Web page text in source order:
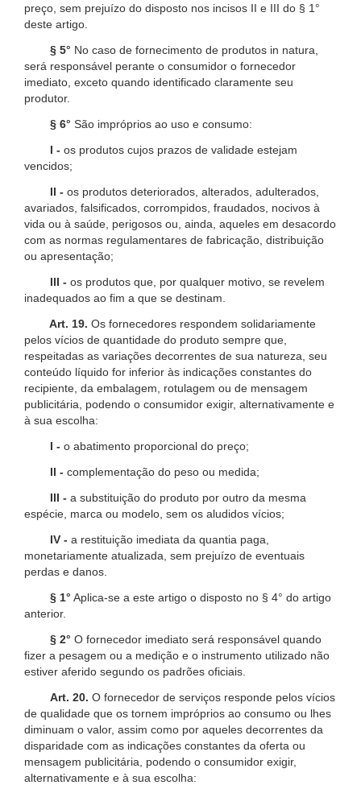
preço, sem prejuízo do disposto nos incisos II e III do § 1°
deste artigo.
§ 5° No caso de fornecimento de produtos in natura,
será responsável perante o consumidor o fornecedor
imediato, exceto quando identificado claramente seu
produtor.
§ 6° São impróprios ao uso e consumo:
I - os produtos cujos prazos de validade estejam
vencidos;
II - os produtos deteriorados, alterados, adulterados,
avariados, falsificados, corrompidos, fraudados, nocivos à
vida ou à saúde, perigosos ou, ainda, aqueles em desacordo
com as normas regulamentares de fabricação, distribuição
ou apresentação;
III - os produtos que, por qualquer motivo, se revelem
inadequados ao fim a que se destinam.
Art. 19. Os fornecedores respondem solidariamente
pelos vícios de quantidade do produto sempre que,
respeitadas as variações decorrentes de sua natureza, seu
conteúdo líquido for inferior às indicações constantes do
recipiente, da embalagem, rotulagem ou de mensagem
publicitária, podendo o consumidor exigir, alternativamente e
à sua escolha:
I - o abatimento proporcional do preço;
II - complementação do peso ou medida;
III - a substituição do produto por outro da mesma
espécie, marca ou modelo, sem os aludidos vícios;
IV - a restituição imediata da quantia paga,
monetariamente atualizada, sem prejuízo de eventuais
perdas e danos.
§ 1° Aplica-se a este artigo o disposto no § 4° do artigo
anterior.
§ 2° O fornecedor imediato será responsável quando
fizer a pesagem ou a medição e o instrumento utilizado não
estiver aferido segundo os padrões oficiais.
Art. 20. O fornecedor de serviços responde pelos vícios
de qualidade que os tornem impróprios ao consumo ou lhes
diminuam o valor, assim como por aqueles decorrentes da
disparidade com as indicações constantes da oferta ou
mensagem publicitária, podendo o consumidor exigir,
alternativamente e à sua escolha: